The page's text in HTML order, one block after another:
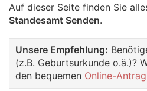
Auf dieser Seite finden Sie
Standesamt Senden.
Unsere Empfehlung:
(z.B. Geburtsurkunde o.ä.)?
den bequemen Online-